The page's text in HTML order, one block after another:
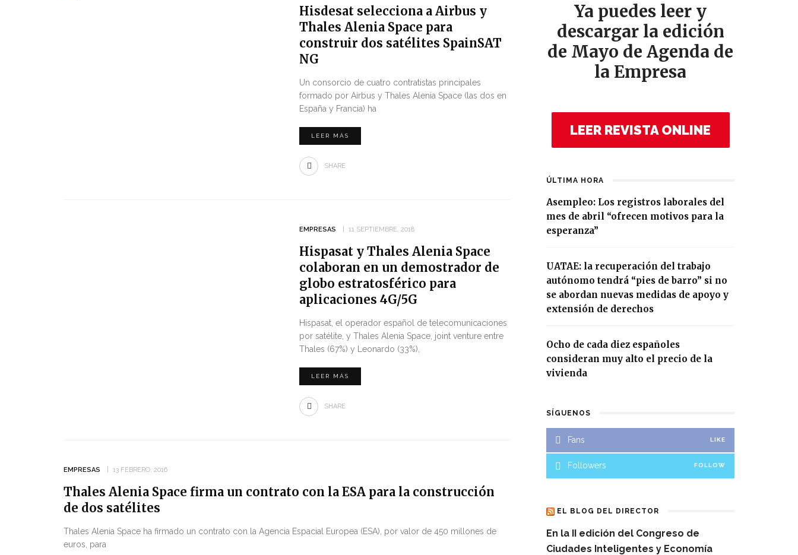
Hisdesat selecciona a Airbus y
Thales Alenia Space para
construir dos satélites SpainSAT
NG
Un consorcio de cuatro contratistas principales
formado por Airbus y Thales Alenia Space (las dos en
España y Francia) ha
LEER MÁS
SHARE
EMPRESAS 11 SEPTIEMBRE, 2018
Hispasat y Thales Alenia Space
colaboran en un demostrador de
globo estratosférico para
aplicaciones 4G/5G
Hispasat, el operador español de telecomunicaciones
por satélite, y Thales Alenia Space, joint venture entre
Thales (67%) y Leonardo (33%),
LEER MÁS
SHARE
EMPRESAS 13 FEBRERO, 2016
Thales Alenia Space firma un contrato con la ESA para la construcción
de dos satélites
Thales Alenia Space ha firmado un contrato con la Agencia Espacial Europea (ESA), por valor de 450 millones de
euros, para
Ya puedes leer y
descargar la edición
de Mayo de Agenda de
la Empresa
LEER REVISTA ONLINE
ÚLTIMA HORA
Asempleo: Los registros laborales del
mes de abril “ofrecen motivos para la
esperanza”
UATAE: la recuperación del trabajo
autónomo tendrá “pies de barro” si no
se abordan nuevas medidas de apoyo y
extensión de derechos
Ocho de cada diez españoles
consideran muy alto el precio de la
vivienda
SÍGUENOS
Fans LIKE
Followers FOLLOW
EL BLOG DEL DIRECTOR
En la II edición del Congreso de
Ciudades Inteligentes y Economía